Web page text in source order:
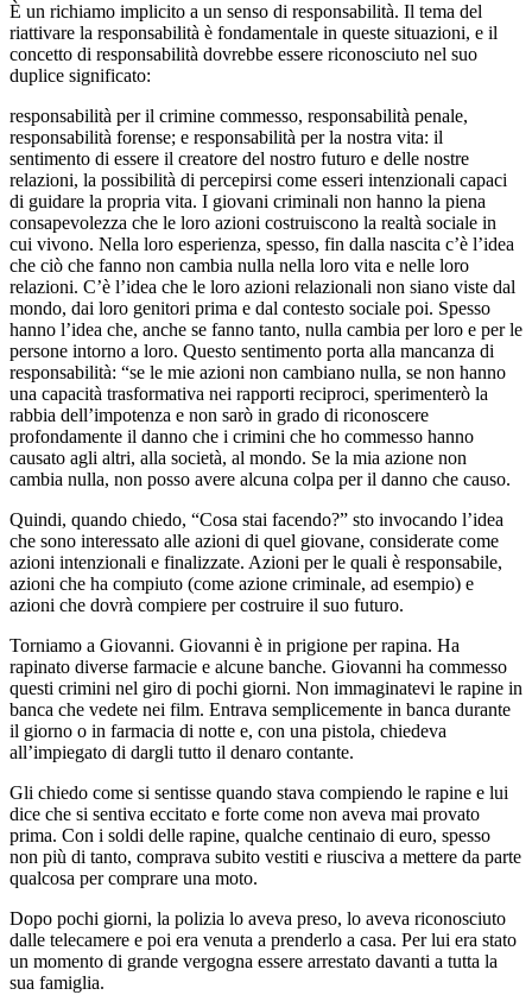
È un richiamo implicito a un senso di responsabilità. Il tema del
riattivare la responsabilità è fondamentale in queste situazioni, e il
concetto di responsabilità dovrebbe essere riconosciuto nel suo
duplice significato:
responsabilità per il crimine commesso, responsabilità penale,
responsabilità forense; e responsabilità per la nostra vita: il
sentimento di essere il creatore del nostro futuro e delle nostre
relazioni, la possibilità di percepirsi come esseri intenzionali capaci
di guidare la propria vita. I giovani criminali non hanno la piena
consapevolezza che le loro azioni costruiscono la realtà sociale in
cui vivono. Nella loro esperienza, spesso, fin dalla nascita c’è l’idea
che ciò che fanno non cambia nulla nella loro vita e nelle loro
relazioni. C’è l’idea che le loro azioni relazionali non siano viste dal
mondo, dai loro genitori prima e dal contesto sociale poi. Spesso
hanno l’idea che, anche se fanno tanto, nulla cambia per loro e per le
persone intorno a loro. Questo sentimento porta alla mancanza di
responsabilità: “se le mie azioni non cambiano nulla, se non hanno
una capacità trasformativa nei rapporti reciproci, sperimenterò la
rabbia dell’impotenza e non sarò in grado di riconoscere
profondamente il danno che i crimini che ho commesso hanno
causato agli altri, alla società, al mondo. Se la mia azione non
cambia nulla, non posso avere alcuna colpa per il danno che causo.
Quindi, quando chiedo, “Cosa stai facendo?” sto invocando l’idea
che sono interessato alle azioni di quel giovane, considerate come
azioni intenzionali e finalizzate. Azioni per le quali è responsabile,
azioni che ha compiuto (come azione criminale, ad esempio) e
azioni che dovrà compiere per costruire il suo futuro.
Torniamo a Giovanni. Giovanni è in prigione per rapina. Ha
rapinato diverse farmacie e alcune banche. Giovanni ha commesso
questi crimini nel giro di pochi giorni. Non immaginatevi le rapine in
banca che vedete nei film. Entrava semplicemente in banca durante
il giorno o in farmacia di notte e, con una pistola, chiedeva
all’impiegato di dargli tutto il denaro contante.
Gli chiedo come si sentisse quando stava compiendo le rapine e lui
dice che si sentiva eccitato e forte come non aveva mai provato
prima. Con i soldi delle rapine, qualche centinaio di euro, spesso
non più di tanto, comprava subito vestiti e riusciva a mettere da parte
qualcosa per comprare una moto.
Dopo pochi giorni, la polizia lo aveva preso, lo aveva riconosciuto
dalle telecamere e poi era venuta a prenderlo a casa. Per lui era stato
un momento di grande vergogna essere arrestato davanti a tutta la
sua famiglia.